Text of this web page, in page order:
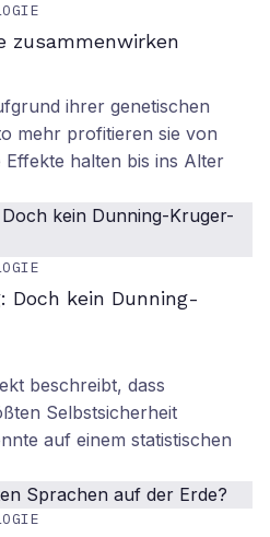
zusammenwirken
ihrer genetischen
mehr profitieren sie von
halten bis ins Alter
Doch kein Dunning-
beschreibt, dass
Selbstsicherheit
auf einem statistischen